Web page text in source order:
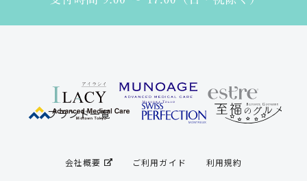
ブランド一覧
会社概要 ご利用ガイド 利用規約